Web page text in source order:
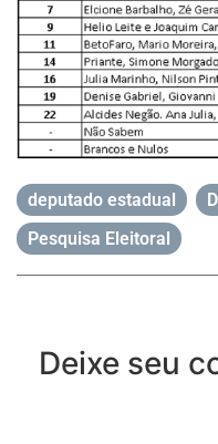
deputado estadual
Pesquisa Eleitoral
Deixe seu